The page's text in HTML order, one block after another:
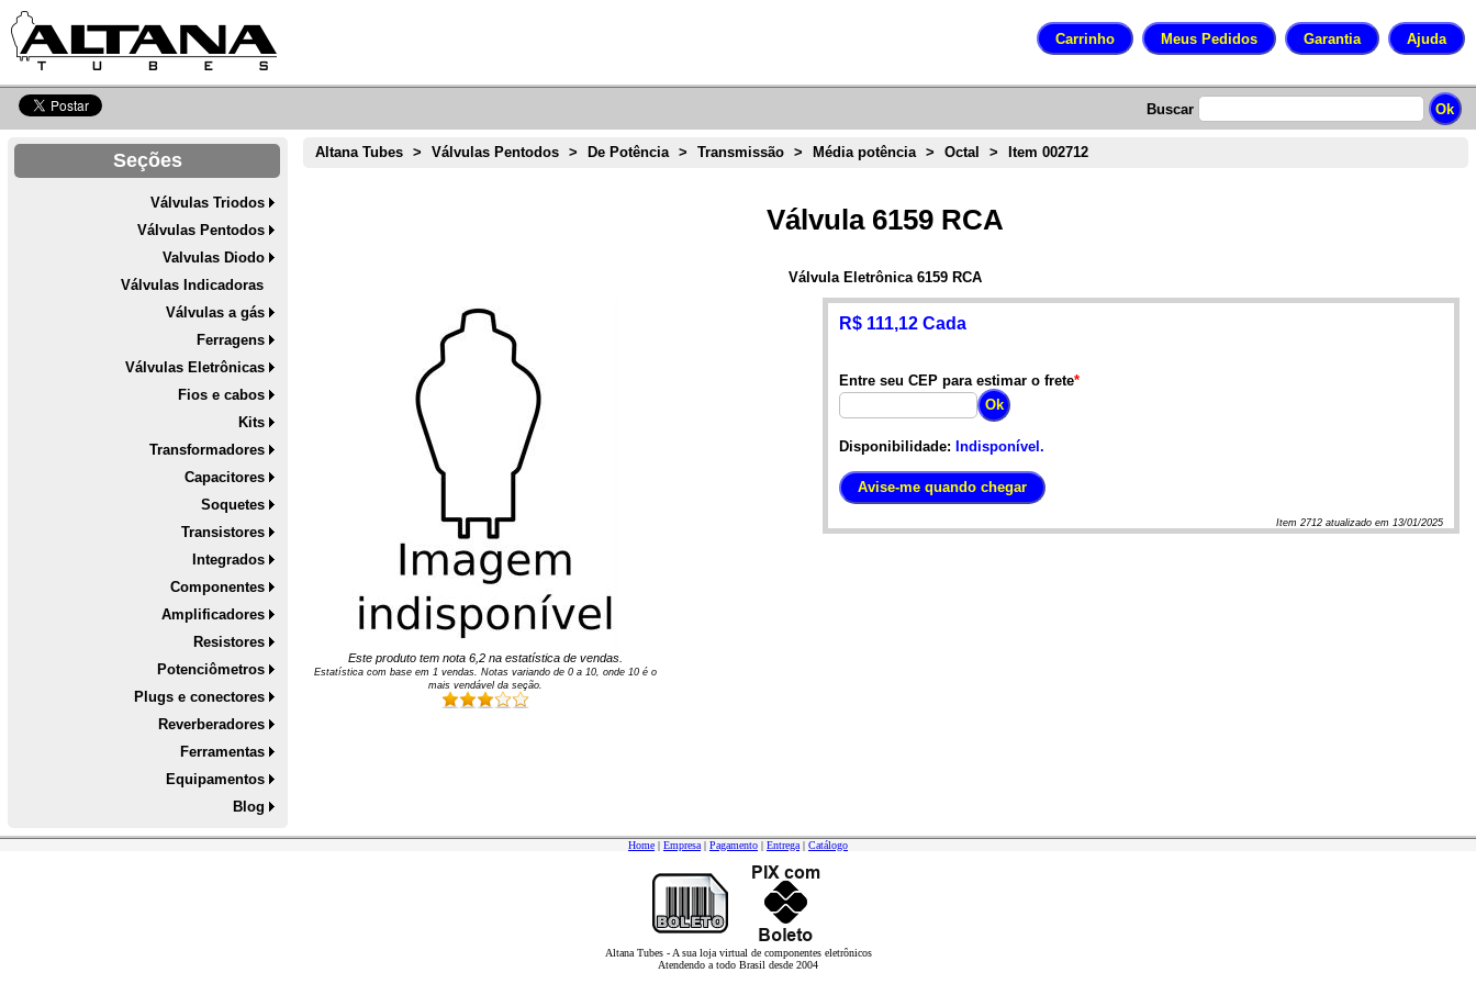
Buscar
Seções
Válvulas Triodos
Válvulas Pentodos
Valvulas Diodo
Válvulas Indicadoras
Válvulas a gás
Ferragens
Válvulas Eletrônicas
Fios e cabos
Kits
Transformadores
Capacitores
Soquetes
Transistores
Integrados
Componentes
Amplificadores
Resistores
Potenciômetros
Plugs e conectores
Reverberadores
Ferramentas
Equipamentos
Blog
Altana Tubes > Válvulas Pentodos > De Potência > Transmissão > Média potência > Octal > Item 002712
Válvula 6159 RCA
Válvula Eletrônica 6159 RCA
Este produto tem nota6,2 na estatística de vendas.
Estatística com base em 1 vendas. Notas variando de0 a 10 , onde 10 é o
mais vendável da seção.
R$ 111,12 Cada
Entre seu CEP para estimar o frete*
Disponibilidade: Indisponível.
Item2712 atualizado em 13/01/2025
Home | Empresa | Pagamento | Entrega | Catálogo
Altana Tubes - A sua loja virtual de componentes eletrônicos
Atendendo a todo Brasil desde 2004